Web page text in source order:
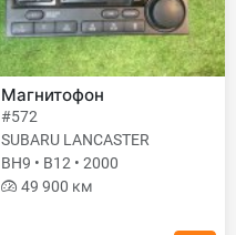
Магнитофон
#572
SUBARU LANCASTER
BH9 • B12 • 2000
49 900 км